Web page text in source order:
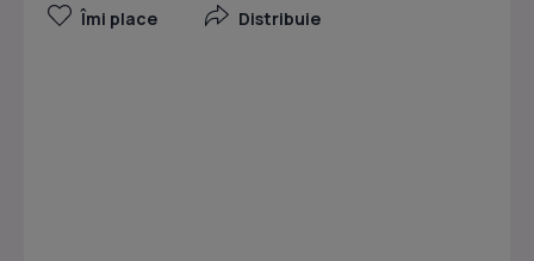
Îmi place Distribuie